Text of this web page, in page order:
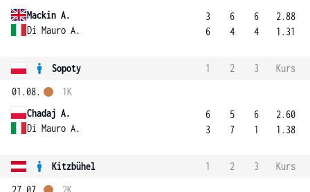
Mackin A.
Di Mauro A.
3
6
6
4
6
4
2.88
1.31
Sopoty 1 2 3
Kurs
01.08.
Chadaj A.
Di Mauro A.
1K
6
3
5
7
6
1
2.60
1.38
Kitzbühel 1 2 3
Kurs
27.07.
2K